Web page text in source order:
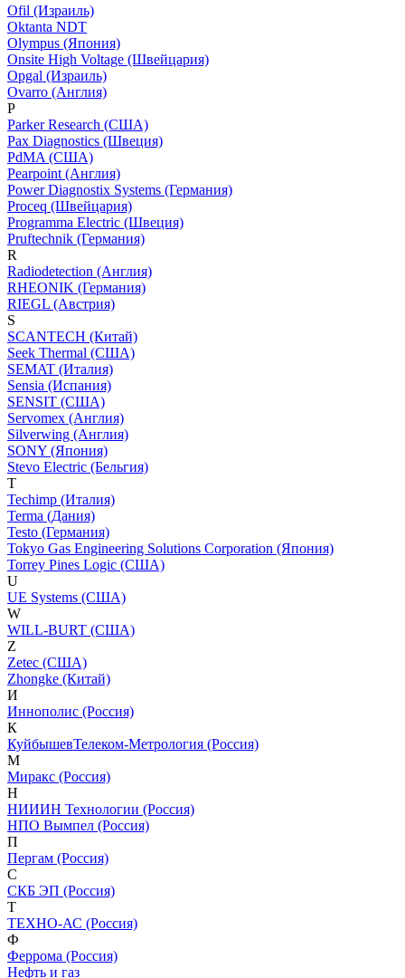
Ofil (Израиль)
Oktanta NDT
Olympus (Япония)
Onsite High Voltage (Швейцария)
Opgal (Израиль)
Ovarro (Англия)
P
Parker Research (США)
Pax Diagnostics (Швеция)
PdMA (США)
Pearpoint (Англия)
Power Diagnostix Systems (Германия)
Proceq (Швейцария)
Programma Electric (Швеция)
Pruftechnik (Германия)
R
Radiodetection (Англия)
RHEONIK (Германия)
RIEGL (Австрия)
S
SCANTECH (Китай)
Seek Thermal (США)
SEMAT (Италия)
Sensia (Испания)
SENSIT (США)
Servomex (Англия)
Silverwing (Англия)
SONY (Япония)
Stevo Electric (Бельгия)
T
Techimp (Италия)
Terma (Дания)
Testo (Германия)
Tokyo Gas Engineering Solutions Corporation (Япония)
Torrey Pines Logic (США)
U
UE Systems (США)
W
WILL-BURT (США)
Z
Zetec (США)
Zhongke (Китай)
И
Иннополис (Россия)
К
КуйбышевТелеком-Метрология (Россия)
М
Миракс (Россия)
Н
НИИИН Технологии (Россия)
НПО Вымпел (Россия)
П
Пергам (Россия)
С
СКБ ЭП (Россия)
Т
ТЕХНО-АС (Россия)
Ф
Феррома (Россия)
Нефть и газ